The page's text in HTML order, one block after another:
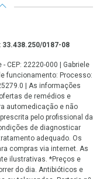
0187-08
CEP: 22220-000 | Gabriele
funcionamento: Processo:
| As informações
de remédios e
automedicação e não
pelo profissional da
de diagnosticar
adequado. Os
compras via internet. As
ilustrativas. *Preços e
do dia. Antibióticos e